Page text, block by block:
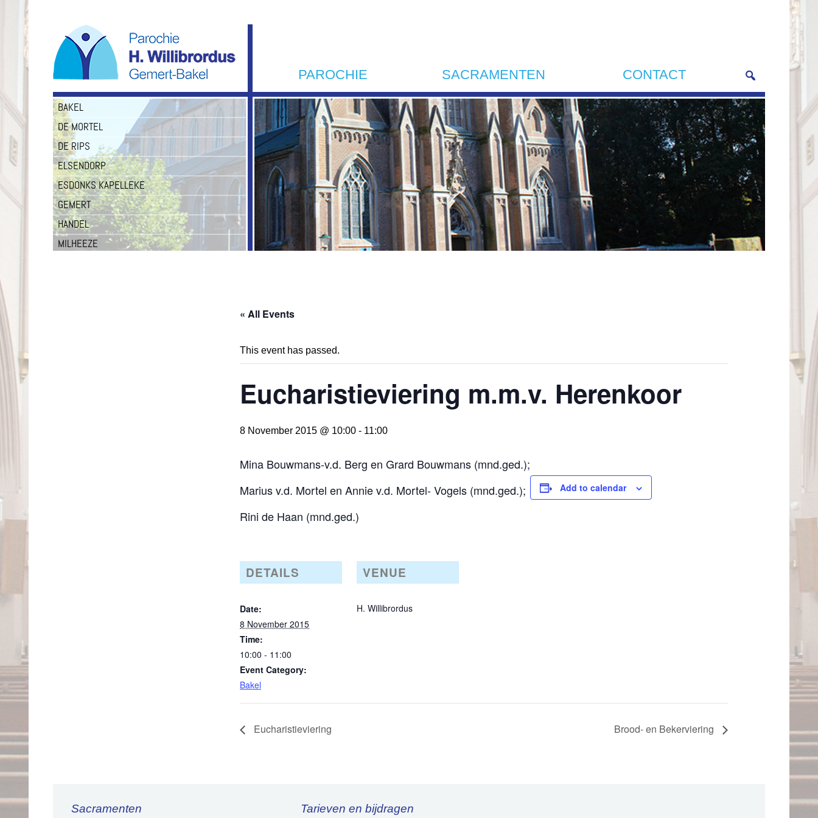
PAROCHIE SACRAMENTEN CONTACT
BAKEL
DE MORTEL
DE RIPS
ELSENDORP
ESDONKS KAPELLEKE
GEMERT
HANDEL
MILHEEZE
« All Events
This event has passed.
Eucharistieviering m.m.v. Herenkoor
8 November 2015 @ 10:00 - 11:00
Mina Bouwmans-v.d. Berg en Grard Bouwmans (mnd.ged.);
Marius v.d. Mortel en Annie v.d. Mortel- Vogels (mnd.ged.);
Rini de Haan (mnd.ged.)
Add to calendar
DETAILS
Date:
8 November 2015
Time:
10:00 - 11:00
Event Category:
Bakel
VENUE
H. Willibrordus
Eucharistieviering Brood- en Bekerviering
Sacramenten Tarieven en bijdragen